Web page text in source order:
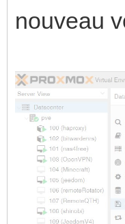
nouveau